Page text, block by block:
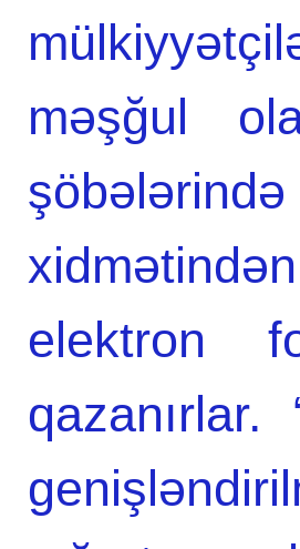
məşğul
şöbələrində
elektron
qazanırlar.